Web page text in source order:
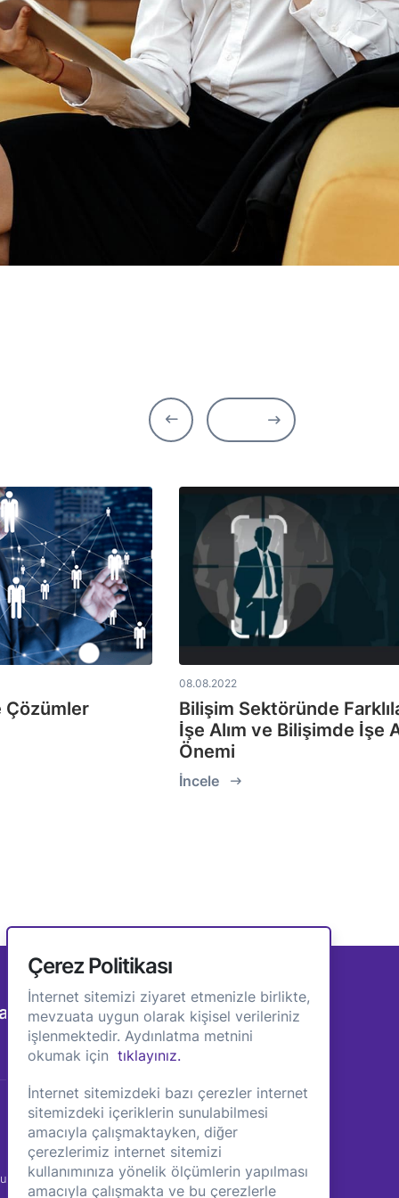
Çözümler
08.08.2022
Bilişim Sektöründe
İşe Alım ve Bilişimde İşe
Önemi
İncele
Bize Katılın!
İŞ VERENLER
Çözümlerimiz
SAYFALAR
Başarı Hikayeleri
Çerez Politikası
İnternet sitemizi ziyaret etmenizle birlikte,
mevzuata uygun olarak kişisel verileriniz
işlenmektedir. Aydınlatma metnini
okumak için tıklayınız.
İnternet sitemizdeki bazı çerezler internet
sitemizdeki içeriklerin sunulabilmesi
amacıyla çalışmaktayken, diğer
çerezlerimiz internet sitemizi
kullanımınıza yönelik ölçümlerin yapılması
amacıyla çalışmakta ve bu çerezlerle